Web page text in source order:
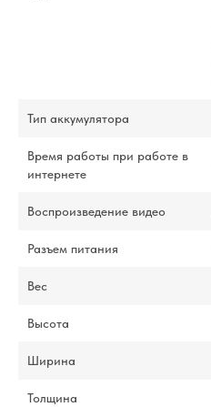
Тип аккумулятора
Время работы при работе в
интернете
Воспроизведение видео
Разъем питания
Вес
Высота
Ширина
Толщина